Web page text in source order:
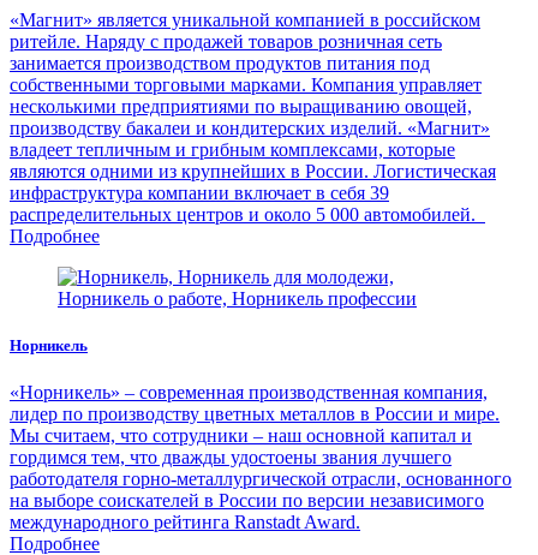
«Магнит» является уникальной компанией в российском
ритейле. Наряду с продажей товаров розничная сеть
занимается производством продуктов питания под
собственными торговыми марками. Компания управляет
несколькими предприятиями по выращиванию овощей,
производству бакалеи и кондитерских изделий. «Магнит»
владеет тепличным и грибным комплексами, которые
являются одними из крупнейших в России. Логистическая
инфраструктура компании включает в себя 39
распределительных центров и около 5 000 автомобилей.
Подробнее
Норникель
«Норникель» – современная производственная компания,
лидер по производству цветных металлов в России и мире.
Мы считаем, что сотрудники – наш основной капитал и
гордимся тем, что дважды удостоены звания лучшего
работодателя горно-металлургической отрасли, основанного
на выборе соискателей в России по версии независимого
международного рейтинга Ranstadt Award.
Подробнее